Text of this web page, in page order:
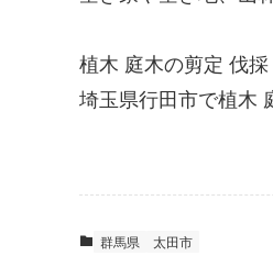
植木 庭木の剪定 伐
埼玉県行田市で植木
群馬県 太田市